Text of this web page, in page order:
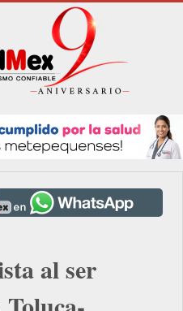
al ser